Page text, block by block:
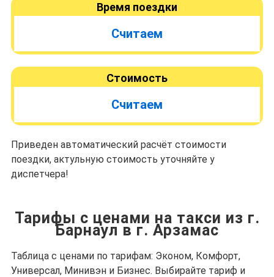
Время поездки
Считаем
Стоимость
Считаем
Приведен автоматический расчёт стоимости
поездки, актульную стоимость уточняйте у
диспетчера!
Тарифы с ценами на такси из г.
Барнаул в г. Арзамас
Таблица с ценами по тарифам: Эконом, Комфорт,
Универсал, Минивэн и Бизнес. Выбирайте тариф и